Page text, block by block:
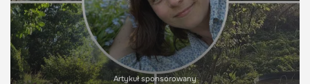
Artykuł sponsorowany